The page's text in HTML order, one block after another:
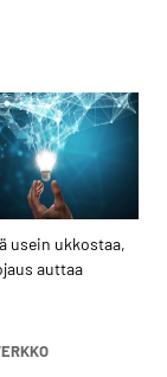
usein ukkostaa,
auttaa